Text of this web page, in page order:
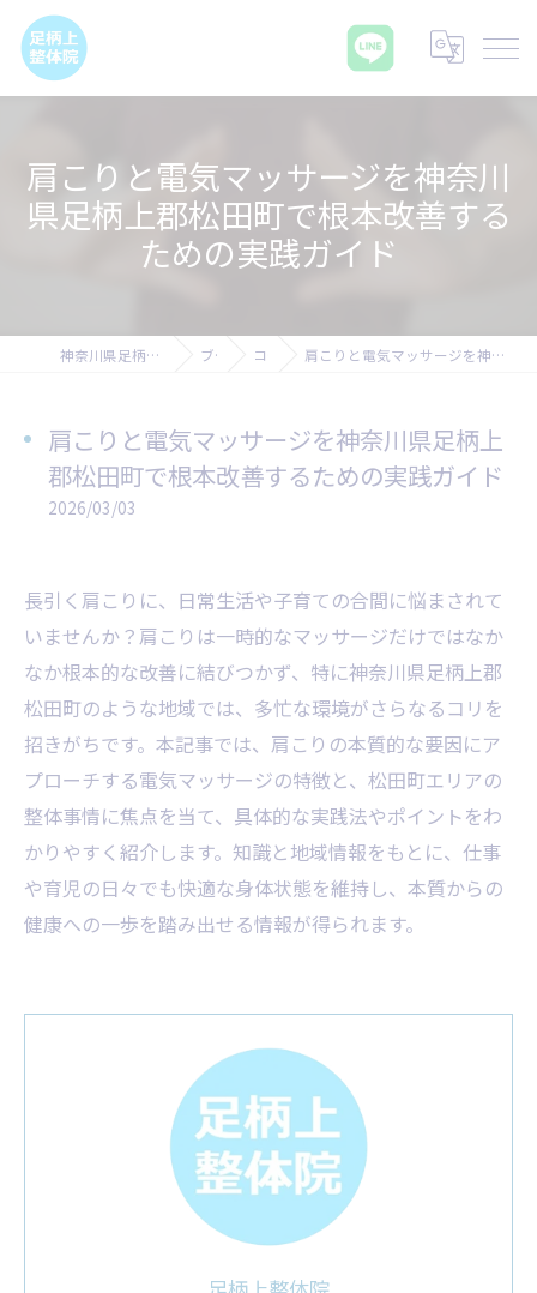
肩こりと電気マッサージを神奈川
県足柄上郡松田町で根本改善する
ための実践ガイド
神奈川県足柄上郡の腰痛なら足柄上整体院 ブログ コラム 肩こりと電気マッサージを神奈川県足柄上郡松田町で根本改善するための実践ガイド
肩こりと電気マッサージを神奈川県足柄上
郡松田町で根本改善するための実践ガイド
2026/03/03
長引く肩こりに、日常生活や子育ての合間に悩まされて
いませんか？肩こりは一時的なマッサージだけではなか
なか根本的な改善に結びつかず、特に神奈川県足柄上郡
松田町のような地域では、多忙な環境がさらなるコリを
招きがちです。本記事では、肩こりの本質的な要因にア
プローチする電気マッサージの特徴と、松田町エリアの
整体事情に焦点を当て、具体的な実践法やポイントをわ
かりやすく紹介します。知識と地域情報をもとに、仕事
や育児の日々でも快適な身体状態を維持し、本質からの
健康への一歩を踏み出せる情報が得られます。